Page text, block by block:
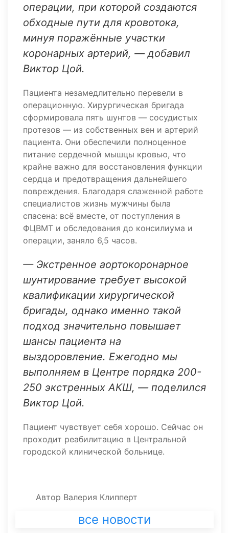
операции, при которой создаются
обходные пути для кровотока,
минуя поражённые участки
коронарных артерий, — добавил
Виктор Цой.
Пациента незамедлительно перевели в
операционную. Хирургическая бригада
сформировала пять шунтов — сосудистых
протезов — из собственных вен и артерий
пациента. Они обеспечили полноценное
питание сердечной мышцы кровью, что
крайне важно для восстановления функции
сердца и предотвращения дальнейшего
повреждения. Благодаря слаженной работе
специалистов жизнь мужчины была
спасена: всё вместе, от поступления в
ФЦВМТ и обследования до консилиума и
операции, заняло 6,5 часов.
— Экстренное аортокоронарное
шунтирование требует высокой
квалификации хирургической
бригады, однако именно такой
подход значительно повышает
шансы пациента на
выздоровление. Ежегодно мы
выполняем в Центре порядка 200-
250 экстренных АКШ, — поделился
Виктор Цой.
Пациент чувствует себя хорошо. Сейчас он
проходит реабилитацию в Центральной
городской клинической больнице.
Автор Валерия Клипперт
все новости